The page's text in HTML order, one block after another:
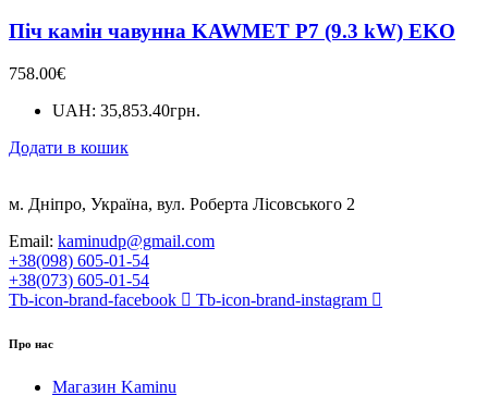
Піч камін чавунна KAWMET P7 (9.3 kW) EKO
758.00€
UAH: 35,853.40грн.
Додати в кошик
м. Дніпро, Україна, вул. Роберта Лісовського 2
Email: kaminudp@gmail.com
+38(098) 605-01-54
+38(073) 605-01-54
Tb-icon-brand-facebook
Tb-icon-brand-instagram
Про нас
Магазин Kaminu